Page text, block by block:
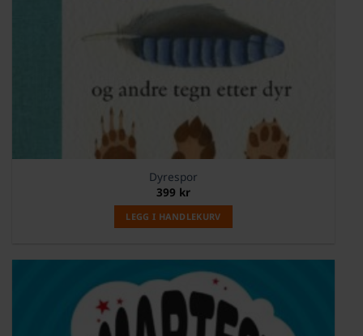
Dyrespor
399 kr
LEGG I HANDLEKURV